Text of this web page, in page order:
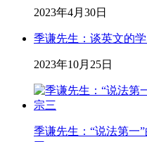
2023年4月30日
季谦先生：谈英文的学
2023年10月25日
季谦先生：“说法第